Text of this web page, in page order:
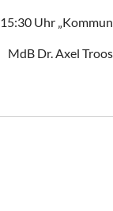
15:30 Uhr
MdB Dr. Axel